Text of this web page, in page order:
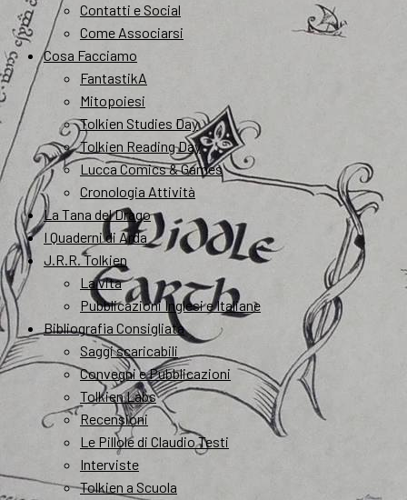
Contatti e Social
Come Associarsi
Cosa Facciamo
FantastikA
Mitopoiesi
Tolkien Studies Day
Tolkien Reading Day
Lucca Comics & Games
Cronologia Attività
La Tana del Drago
I Quaderni di Arda
J.R.R. Tolkien
La vita
Pubblicazioni Inglesi e Italiane
Bibliografia Consigliata
Saggi scaricabili
Convegni e Pubblicazioni
Tolkien Labs
Recensioni
Le Pillole di Claudio Testi
Interviste
Tolkien a Scuola